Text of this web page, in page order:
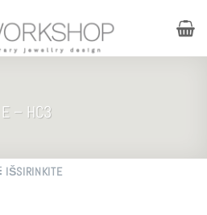
E – HC3
IŠSIRINKITE